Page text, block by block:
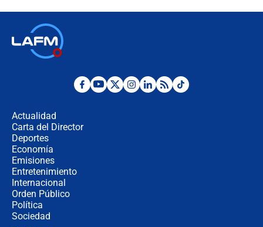
"No hubo fraude ni posibilidad de
Actualidad
Carta del Director
Deportes
Economía
Emisiones
Entretenimiento
Internacional
Orden Público
Política
Sociedad